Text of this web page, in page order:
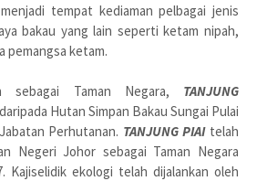
tempat kediaman pelbagai jenis
bakau yang lain seperti ketam nipah,
pemangsa ketam.
sebagai Taman Negara, TANJUNG
Hutan Simpan Bakau Sungai Pulai
Perhutanan. TANJUNG PIAI telah
Negeri Johor sebagai Taman Negara
Kajiselidik ekologi telah dijalankan oleh